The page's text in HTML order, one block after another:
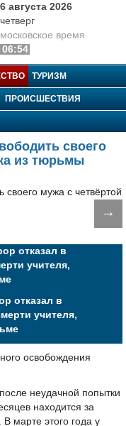
6 августа 2026
четверг
московское время
06:54
ТУРИЗМ
ПРОИСШЕСТВИЯ
своего
из тюрьмы
→
отказал в
учителя,
освобождения
неудачной попытки
находится за
марте этого года у